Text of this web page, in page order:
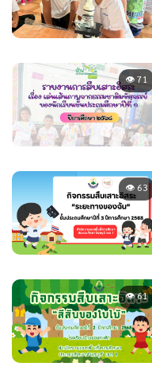
👁 71
👁 63
👁 61